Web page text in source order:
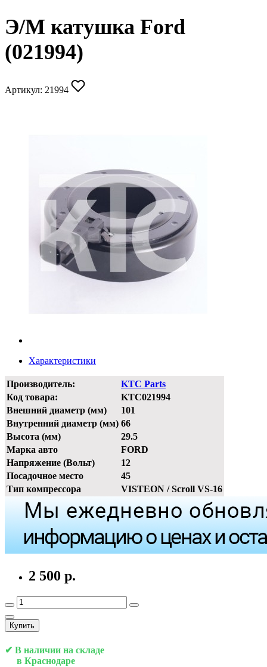
Э/М катушка Ford
(021994)
Артикул: 21994
Характеристики
Производитель:
KTC Parts
Код товара:
KTC021994
Внешний диаметр (мм)
101
Внутренний диаметр (мм) 66
Высота (мм)
29.5
Марка авто
FORD
Напряжение (Вольт)
12
Посадочное место
45
Тип компрессора
VISTEON / Scroll VS-16
2 500 р.
Купить
✔ В наличии на складе
в Краснодаре